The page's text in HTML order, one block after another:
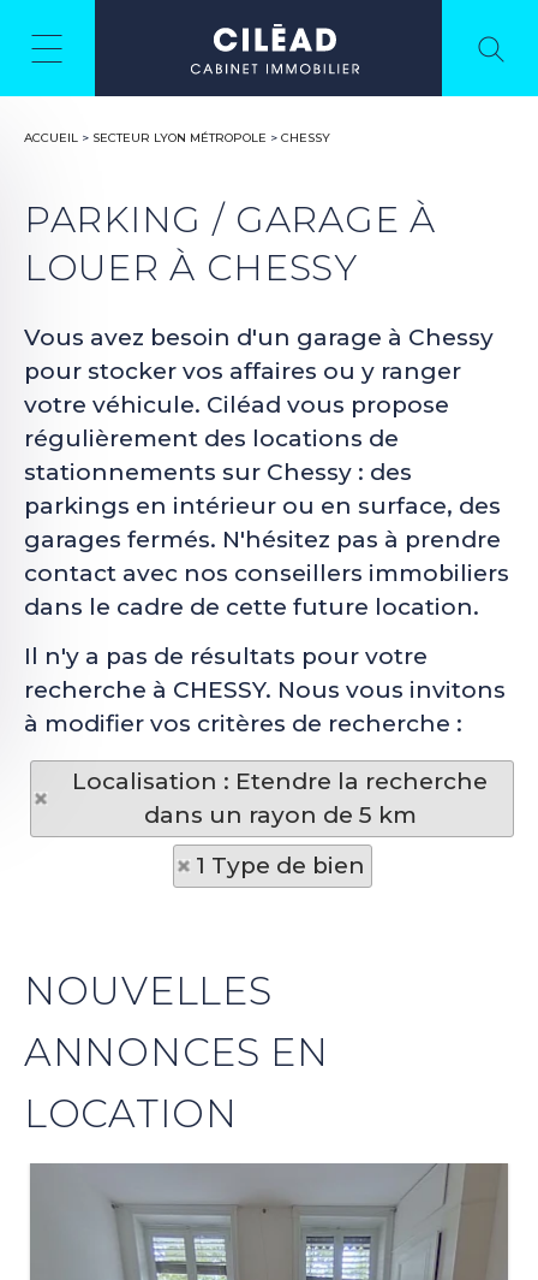
ACCUEIL > SECTEUR LYON MÉTROPOLE > CHESSY
PARKING / GARAGE À
LOUER À CHESSY
Vous avez besoin d'un garage à Chessy
pour stocker vos affaires ou y ranger
votre véhicule. Ciléad vous propose
régulièrement des locations de
stationnements sur Chessy : des
parkings en intérieur ou en surface, des
garages fermés. N'hésitez pas à prendre
contact avec nos conseillers immobiliers
dans le cadre de cette future location.
Il n'y a pas de résultats pour votre
recherche à CHESSY. Nous vous invitons
à modifier vos critères de recherche :
Localisation : Etendre la recherche
dans un rayon de 5 km
1 Type de bien
NOUVELLES
ANNONCES EN
LOCATION